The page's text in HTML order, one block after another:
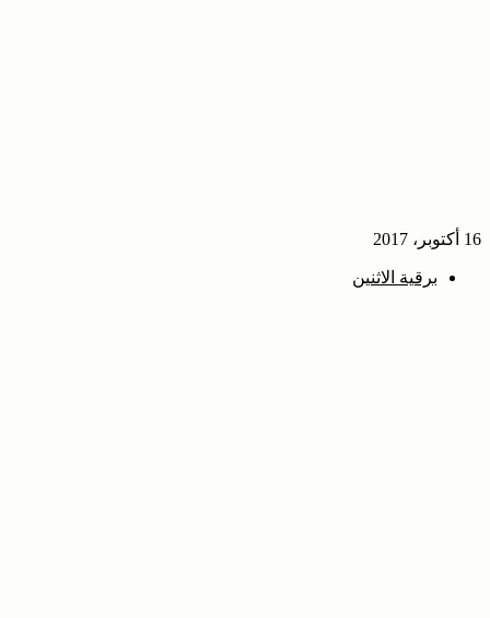
16 أكتوبر، 2017
برقية الاثنين